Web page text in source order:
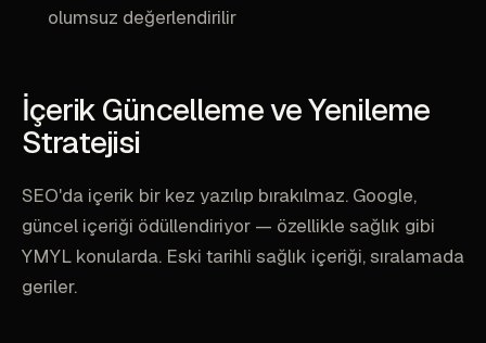
olumsuz değerlendirilir
İçerik Güncelleme ve Yenileme
Stratejisi
SEO'da içerik bir kez yazılıp bırakılmaz. Google,
güncel içeriği ödüllendiriyor — özellikle sağlık gibi
YMYL konularda. Eski tarihli sağlık içeriği, sıralamada
geriler.